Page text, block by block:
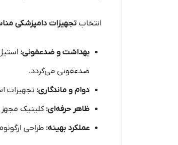
انتخاب تجهیزات دامپزشکی
بهداشت و ضدعفونی:
ضدعفونی می‌گردد.
دوام و ماندگاری: تجهیزات
ظاهر حرفه‌ای:کلینیک
عملکرد بهینه: طراحی